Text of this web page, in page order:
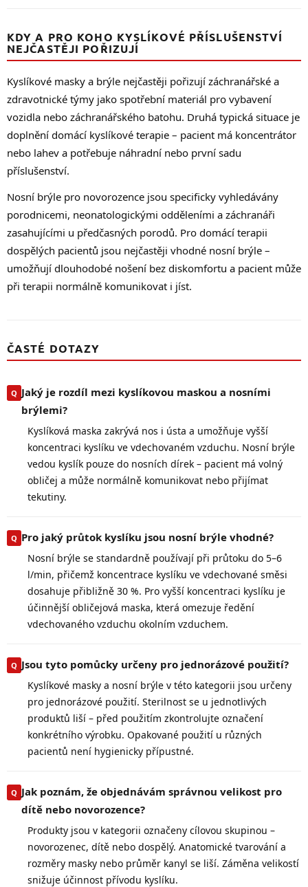
KDY A PRO KOHO KYSLÍKOVÉ PŘÍSLUŠENSTVÍ
NEJČASTĚJI POŘIZUJÍ
Kyslíkové masky a brýle nejčastěji pořizují záchranářské a
zdravotnické týmy jako spotřební materiál pro vybavení
vozidla nebo záchranářského batohu. Druhá typická situace je
doplnění domácí kyslíkové terapie – pacient má koncentrátor
nebo lahev a potřebuje náhradní nebo první sadu
příslušenství.
Nosní brýle pro novorozence jsou specificky vyhledávány
porodnicemi, neonatologickými odděleními a záchranáři
zasahujícími u předčasných porodů. Pro domácí terapii
dospělých pacientů jsou nejčastěji vhodné nosní brýle –
umožňují dlouhodobé nošení bez diskomfortu a pacient může
při terapii normálně komunikovat i jíst.
ČASTÉ DOTAZY
Jaký je rozdíl mezi kyslíkovou maskou a nosními
brýlemi?
Kyslíková maska zakrývá nos i ústa a umožňuje vyšší
koncentraci kyslíku ve vdechovaném vzduchu. Nosní brýle
vedou kyslík pouze do nosních dírek – pacient má volný
obličej a může normálně komunikovat nebo přijímat
tekutiny.
Pro jaký průtok kyslíku jsou nosní brýle vhodné?
Nosní brýle se standardně používají při průtoku do 5–6
l/min, přičemž koncentrace kyslíku ve vdechované směsi
dosahuje přibližně 30 %. Pro vyšší koncentraci kyslíku je
účinnější obličejová maska, která omezuje ředění
vdechovaného vzduchu okolním vzduchem.
Jsou tyto pomůcky určeny pro jednorázové použití?
Kyslíkové masky a nosní brýle v této kategorii jsou určeny
pro jednorázové použití. Sterilnost se u jednotlivých
produktů liší – před použitím zkontrolujte označení
konkrétního výrobku. Opakované použití u různých
pacientů není hygienicky přípustné.
Jak poznám, že objednávám správnou velikost pro
dítě nebo novorozence?
Produkty jsou v kategorii označeny cílovou skupinou –
novorozenec, dítě nebo dospělý. Anatomické tvarování a
rozměry masky nebo průměr kanyl se liší. Záměna velikostí
snižuje účinnost přívodu kyslíku.